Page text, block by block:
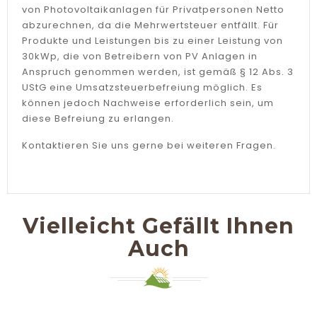
von Photovoltaikanlagen für Privatpersonen Netto
abzurechnen, da die Mehrwertsteuer entfällt. Für
Produkte und Leistungen bis zu einer Leistung von
30kWp, die von Betreibern von PV Anlagen in
Anspruch genommen werden, ist gemäß § 12 Abs. 3
UStG eine Umsatzsteuerbefreiung möglich. Es
können jedoch Nachweise erforderlich sein, um
diese Befreiung zu erlangen.
Kontaktieren Sie uns gerne bei weiteren Fragen.
Vielleicht Gefällt Ihnen
Auch